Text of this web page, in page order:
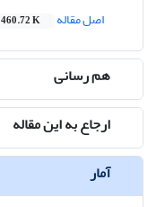
اصل مقاله
460.72 K
هم رسانی
ارجاع به این مقاله
آمار